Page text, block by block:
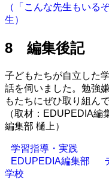
（「こんな先生もい
生）
8 編集後記
子どもたちが自立した
話を伺いました。勉強
もたちにぜひ取り組ん
（取材：EDUPEDIA
編集部 樋上）
学習指導・実践
EDUPEDIA編集部
学校